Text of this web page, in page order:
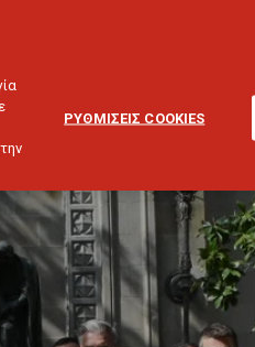
ΡΥΘΜΙΣΕΙΣ COOKIES